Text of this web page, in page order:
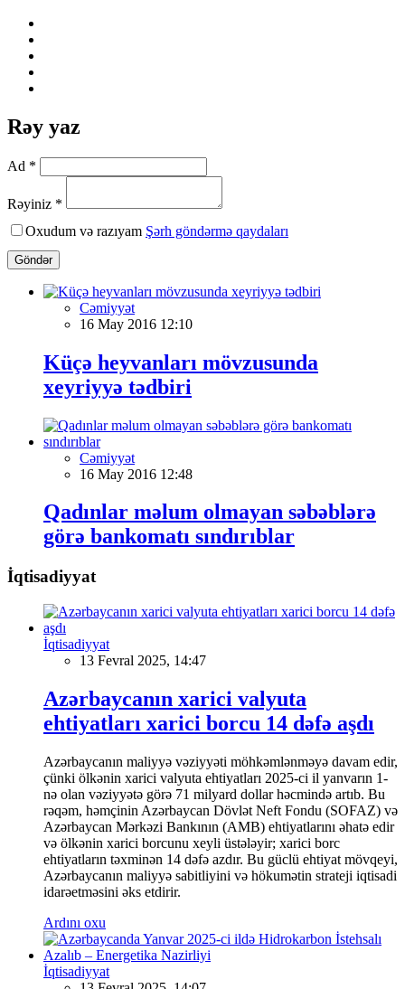
Rəy yaz
Ad *
Rəyiniz *
Oxudum və razıyam Şərh göndərmə qaydaları
Göndər
Cəmiyyət
16 May 2016 12:10
Küçə heyvanları mövzusunda
xeyriyyə tədbiri
Cəmiyyət
16 May 2016 12:48
Qadınlar məlum olmayan səbəblərə
görə bankomatı sındırıblar
İqtisadiyyat
İqtisadiyyat
13 Fevral 2025, 14:47
Azərbaycanın xarici valyuta
ehtiyatları xarici borcu 14 dəfə aşdı
Azərbaycanın maliyyə vəziyyəti möhkəmlənməyə davam edir,
çünki ölkənin xarici valyuta ehtiyatları 2025-ci il yanvarın 1-
nə olan vəziyyətə görə 71 milyard dollar həcmində artıb. Bu
rəqəm, həmçinin Azərbaycan Dövlət Neft Fondu (SOFAZ) və
Azərbaycan Mərkəzi Bankının (AMB) ehtiyatlarını əhatə edir
və ölkənin xarici borcunu xeyli üstələyir; xarici borc
ehtiyatların təxminən 14 dəfə azdır. Bu güclü ehtiyat mövqeyi,
Azərbaycanın maliyyə sabitliyini və hökumətin strateji iqtisadi
idarəetməsini əks etdirir.
Ardını oxu
İqtisadiyyat